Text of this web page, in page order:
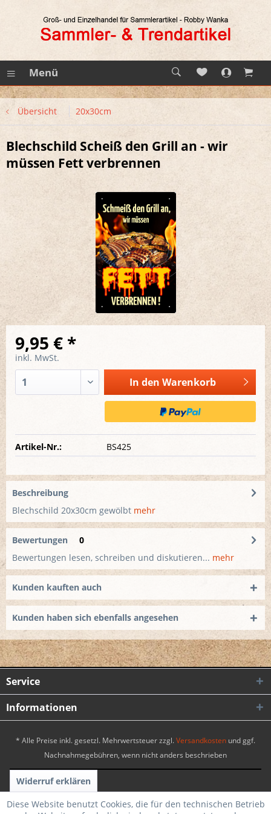
Menü
Übersicht 20x30cm
Blechschild Scheiß den Grill an - wir
müssen Fett verbrennen
9,95 € *
inkl. MwSt.
In den Warenkorb
Artikel-Nr.: BS425
Beschreibung
Blechschild 20x30cm gewölbt mehr
Bewertungen
0
Bewertungen lesen, schreiben und diskutieren... mehr
Kunden kauften auch
Kunden haben sich ebenfalls angesehen
Service
Informationen
* Alle Preise inkl. gesetzl. Mehrwertsteuer zzgl.Versandkosten und ggf.
Nachnahmegebühren, wenn nicht anders beschrieben
Widerruf erklären
Realisiert mit Shopware | Theme by WebSelect
Diese Website benutzt Cookies, die für den technischen Betrieb